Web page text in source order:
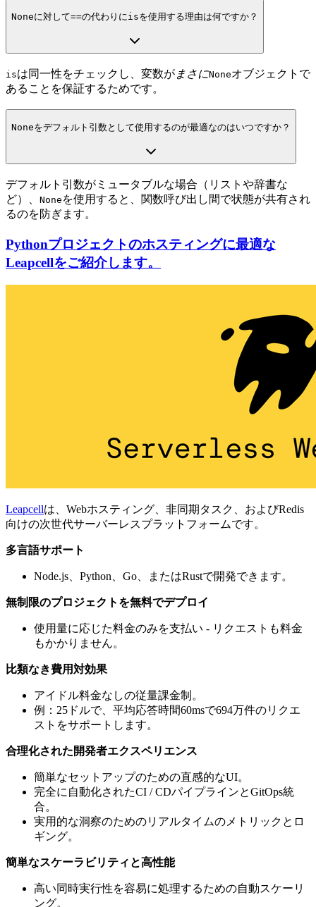
Noneに対して==の代わりに isを使用する理由は何ですか？
isは同一性をチェックし、変数が まさにNoneオブジェクトで
あることを保証するためです。
Noneをデフォルト引数として使用するのが最適なのはいつですか？
デフォルト引数がミュータブルな場合（リストや辞書な
ど）、 None を使用すると、関数呼び出し間で状態が共有され
るのを防ぎます。
Pythonプロジェクトのホスティングに最適な
Leapcellをご紹介します。
Leapcellは、Webホスティング、非同期タスク、およびRedis
向けの次世代サーバーレスプラットフォームです。
多言語サポート
Node.js、Python、Go、またはRustで開発できます。
無制限のプロジェクトを無料でデプロイ
使用量に応じた料金のみを支払い - リクエストも料金
もかかりません。
比類なき費用対効果
アイドル料金なしの従量課金制。
例：25ドルで、平均応答時間60msで694万件のリクエ
ストをサポートします。
合理化された開発者エクスペリエンス
簡単なセットアップのための直感的なUI。
完全に自動化されたCI / CDパイプラインとGitOps統
合。
実用的な洞察のためのリアルタイムのメトリックとロ
ギング。
簡単なスケーラビリティと高性能
高い同時実行性を容易に処理するための自動スケーリ
ング。